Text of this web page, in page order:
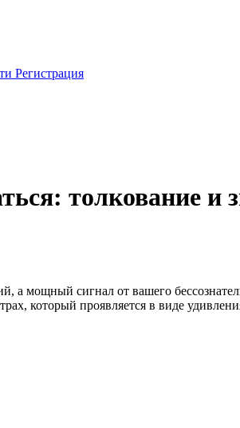
Регистрация
толкование
а мощный сигнал от вашего
который проявляется в виде